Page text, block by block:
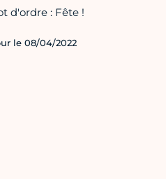
d'ordre : Fête !
le 08/04/2022